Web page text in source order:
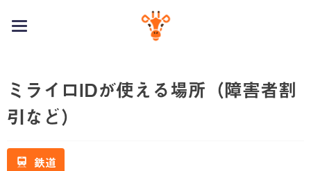
toggle
ミライロIDが使える場所（障害者割
引など）
鉄道